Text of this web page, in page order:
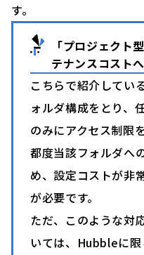
す。
「プロジェクト
テナンスコスト
こちらで紹介してい
ォルダ構成をとり、
のみにアクセス制限
都度当該フォルダへ
め、設定コストが非
が必要です。
ただ、このような対
いては、Hubbleに